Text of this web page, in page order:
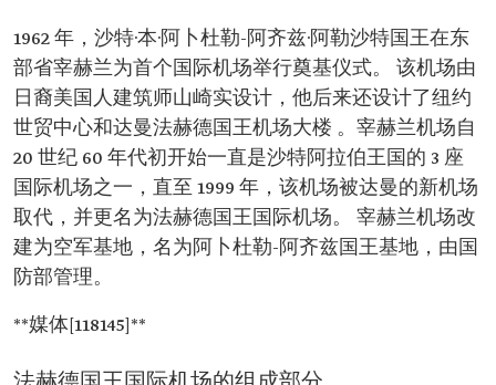
1962 年，沙特·本·阿卜杜勒-阿齐兹·阿勒沙特国王在东
部省宰赫兰为首个国际机场举行奠基仪式。 该机场由
日裔美国人建筑师山崎实设计，他后来还设计了纽约
世贸中心和达曼法赫德国王机场大楼 。宰赫兰机场自
20 世纪 60 年代初开始一直是沙特阿拉伯王国的 3 座
国际机场之一，直至 1999 年，该机场被达曼的新机场
取代，并更名为法赫德国王国际机场。 宰赫兰机场改
建为空军基地，名为阿卜杜勒-阿齐兹国王基地，由国
防部管理。
**媒体[118145]**